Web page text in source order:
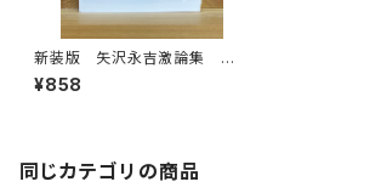
新装版 矢沢永吉激論集 成り
あがり
¥858
同じカテゴリの商品